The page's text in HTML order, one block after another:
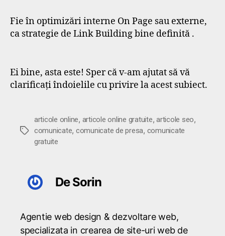
Fie în optimizări interne On Page sau externe,
ca strategie de Link Building bine definită .
Ei bine, asta este! Sper că v-am ajutat să vă
clarificați îndoielile cu privire la acest subiect.
Etichete
articole online, articole online gratuite,articole seo,
comunicate, comunicate de presa, comunicate
gratuite
De Sorin
Agentie web design & dezvoltare web,
specializata in crearea de site-uri web de